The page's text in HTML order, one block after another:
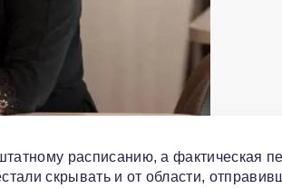
расписанию, а фактическая
скрывать и от области,